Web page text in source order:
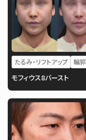
たるみ・リフトアップ 輪郭
モフィウス8バースト